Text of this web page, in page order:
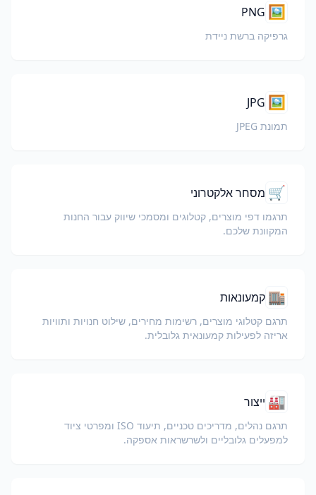
🖼️
PNG
גרפיקה ברשת ניידת
🖼️
JPG
תמונת JPEG
🛒 מסחר אלקטרוני
תרגמו דפי מוצרים, קטלוגים ומסמכי שיווק עבור החנות
המקוונת שלכם.
🏬 קמעונאות
תרגם קטלוגי מוצרים, רשימות מחירים, שילוט חנויות ותוויות
אריזה לפעילות קמעונאית גלובלית.
🏭 ייצור
תרגם נהלים, מדריכים טכניים, תיעוד ISO ומפרטי ציוד
למפעלים גלובליים ולשרשראות אספקה.